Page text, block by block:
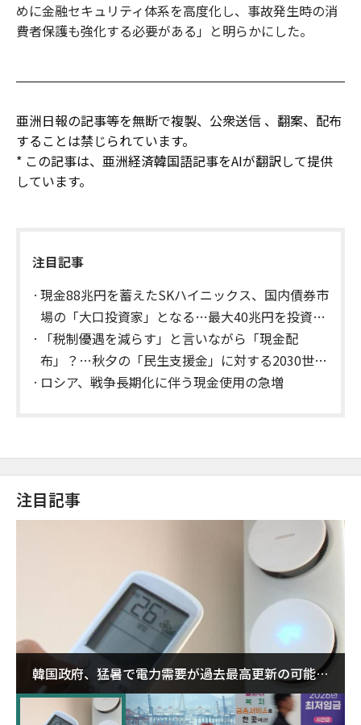
めに金融セキュリティ体系を高度化し、事故発生時の消
費者保護も強化する必要がある」と明らかにした。
亜洲日報の記事等を無断で複製、公衆送信 、翻案、配布
することは禁じられています。
* この記事は、亜洲経済韓国語記事をAIが翻訳して提供
しています。
注目記事
現金88兆円を蓄えたSKハイニックス、国内債券市
場の「大口投資家」となる…最大40兆円を投資予
定
「税制優遇を減らす」と言いながら「現金配
布」？…秋夕の「民生支援金」に対する2030世代
の怒り
ロシア、戦争長期化に伴う現金使用の急増
注目記事
韓国政府、猛暑で電力需要が過去最高更新の可能性
に需給対応体制を点検